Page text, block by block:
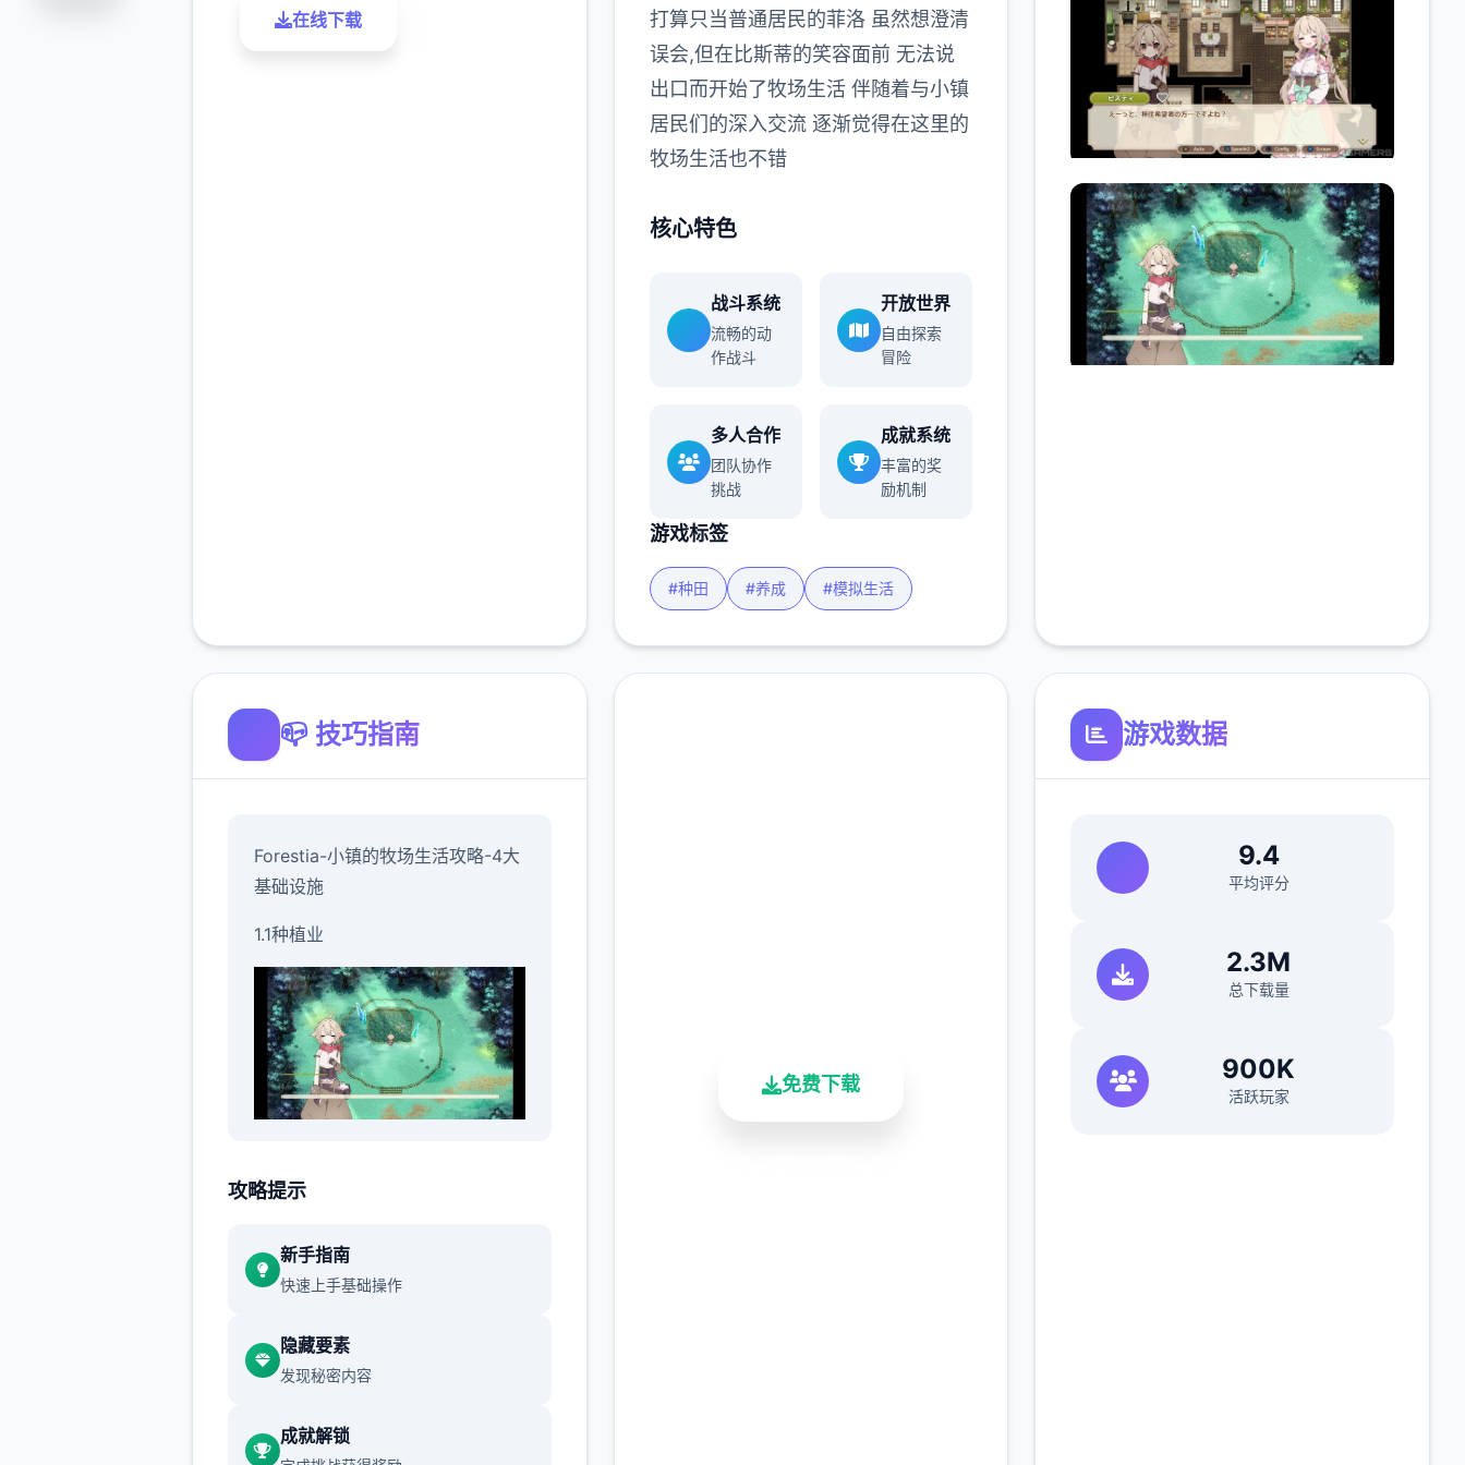
在线下载
打算只当普通居民的菲洛 虽然想澄清
误会,但在比斯蒂的笑容面前 无法说
出口而开始了牧场生活 伴随着与小镇
居民们的深入交流 逐渐觉得在这里的
牧场生活也不错
核心特色
战斗系统
流畅的动
作战斗
开放世界
自由探索
冒险
多人合作
团队协作
挑战
成就系统
丰富的奖
励机制
游戏标签
#种田 #养成 #模拟生活
📪 技巧指南
Forestia-小镇的牧场生活攻略-4大
基础设施
1.1种植业
个系统，但是回本慢，投入高的特
的种植任务即可，十天左右解锁卷
心菜后，再开始大批量种植作物。
收获后给ビスティ（碧丝蒂，后面
简称镇长女儿）完成任务可以解锁
菜，前三种作物的收益都不高，我
攻略提示
新手指南
快速上手基础操作
隐藏要素
发现秘密内容
成就解锁
免费下载
游戏数据
9.4
平均评分
2.3M
总下载量
900K
活跃玩家